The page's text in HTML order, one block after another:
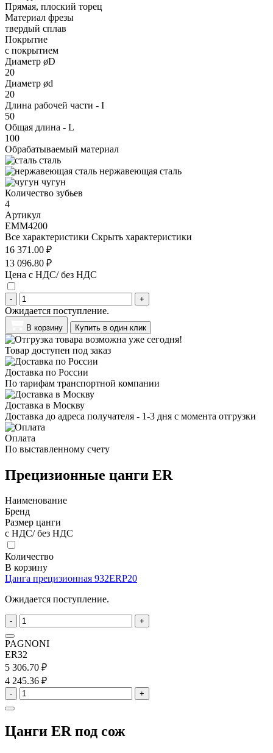
Прямая, плоский торец
Материал фрезы
твердый сплав
Покрытие
с покрытием
Диаметр øD
20
Диаметр ød
20
Длина рабочей части - I
50
Общая длина - L
100
Обрабатываемый материал
сталь
нержавеющая сталь
чугун
Количество зубьев
4
Артикул
EMM4200
Все характеристики Скрыть характеристики
16 371.00 ₽
13 096.80 ₽
Цена с НДС/ без НДС
- +
Ожидается поступление.
В корзину Купить в один клик
Товар доступен под заказ
Доставка по России
По тарифам транспортной компании
Доставка в Москву
Доставка до адреса получателя - 1-3 дня с момента отгрузки
Оплата
По выставленному счету
Прецизионные цанги ER
Наименование
Бренд
Размер цанги
с НДС/ без НДС
Количество
В корзину
Цанга прецизионная 932ERP20
Ожидается поступление.
- +
PAGNONI
ER32
5 306.70 ₽
4 245.36 ₽
- +
Цанги ER под сож